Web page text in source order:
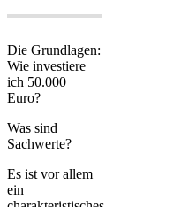
Die Grundlagen:
Wie investiere
ich 50.000
Euro?
Was sind
Sachwerte?
Es ist vor allem
ein